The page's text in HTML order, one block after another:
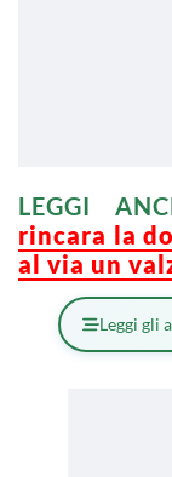
LEGGI
rincara la
al via un
Leggi gli